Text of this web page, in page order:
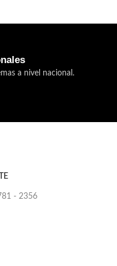
a nivel nacional.
- 2356